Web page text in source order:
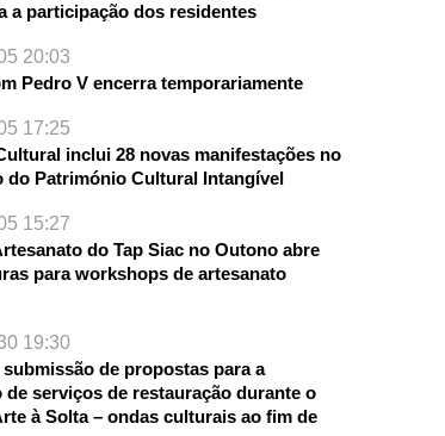
a participação dos residentes
20:03
Pedro V encerra temporariamente
17:25
inclui 28 novas manifestações no
do Património Cultural Intangível
15:27
do Tap Siac no Outono abre
para workshops de artesanato
19:30
de propostas para a
de serviços de restauração durante o
à Solta – ondas culturais ao fim de